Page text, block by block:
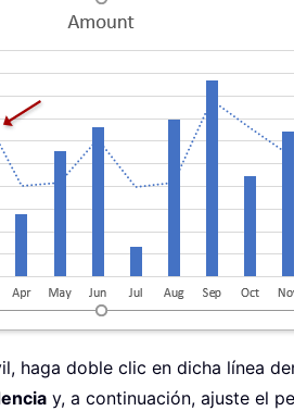
haga doble clic en dicha línea
y, a continuación, ajuste el